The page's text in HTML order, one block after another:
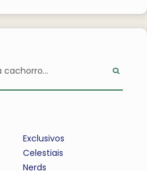
Exclusivos
Celestiais
Nerds